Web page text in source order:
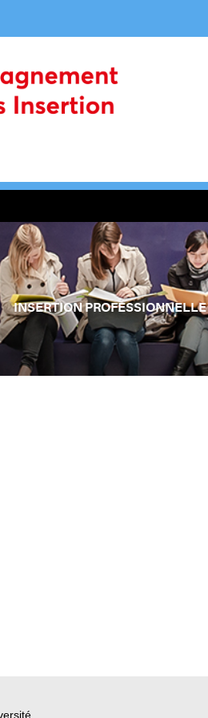
INSERTION PROFESSIONNELLE